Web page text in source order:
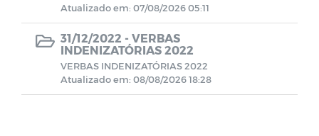
Regulamentação das Diárias
Padrão Remuneratório - Vereadores e
Servidores
Atualizado em: 07/08/2026 05:11
31/12/2022 - VERBAS
INDENIZATÓRIAS 2022
VERBAS INDENIZATÓRIAS 2022
Atualizado em: 08/08/2026 18:28